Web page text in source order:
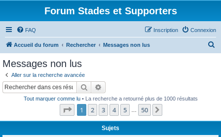
Forum Stades et Supporters
FAQ Connexion
Inscription
Accueil du forum Rechercher Messages non lus
Messages non lus
Aller sur la recherche avancée
Rechercher
Tout marquer comme lu• La recherche a retourné plus de 1000 résultats
Page 1sur50
1 2 3 4 5 50
Sujets